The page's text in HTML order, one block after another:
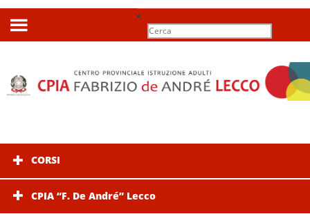
Search
for:
CORSI
CPIA “F. De André” Lecco